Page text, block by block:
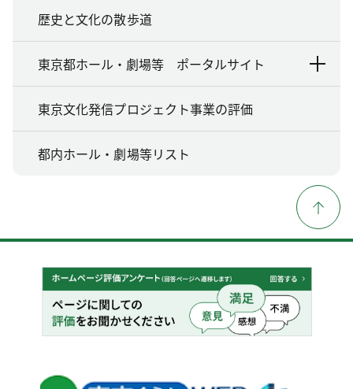
歴史と文化の散歩道
東京都ホール・劇場等 ポータルサイト
東京文化発信プロジェクト事業の評価
都内ホール・劇場等リスト